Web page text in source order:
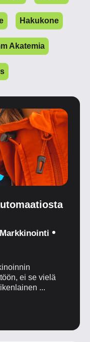
Hakukone
Akatemia
Markkinointi
ei se vielä
...